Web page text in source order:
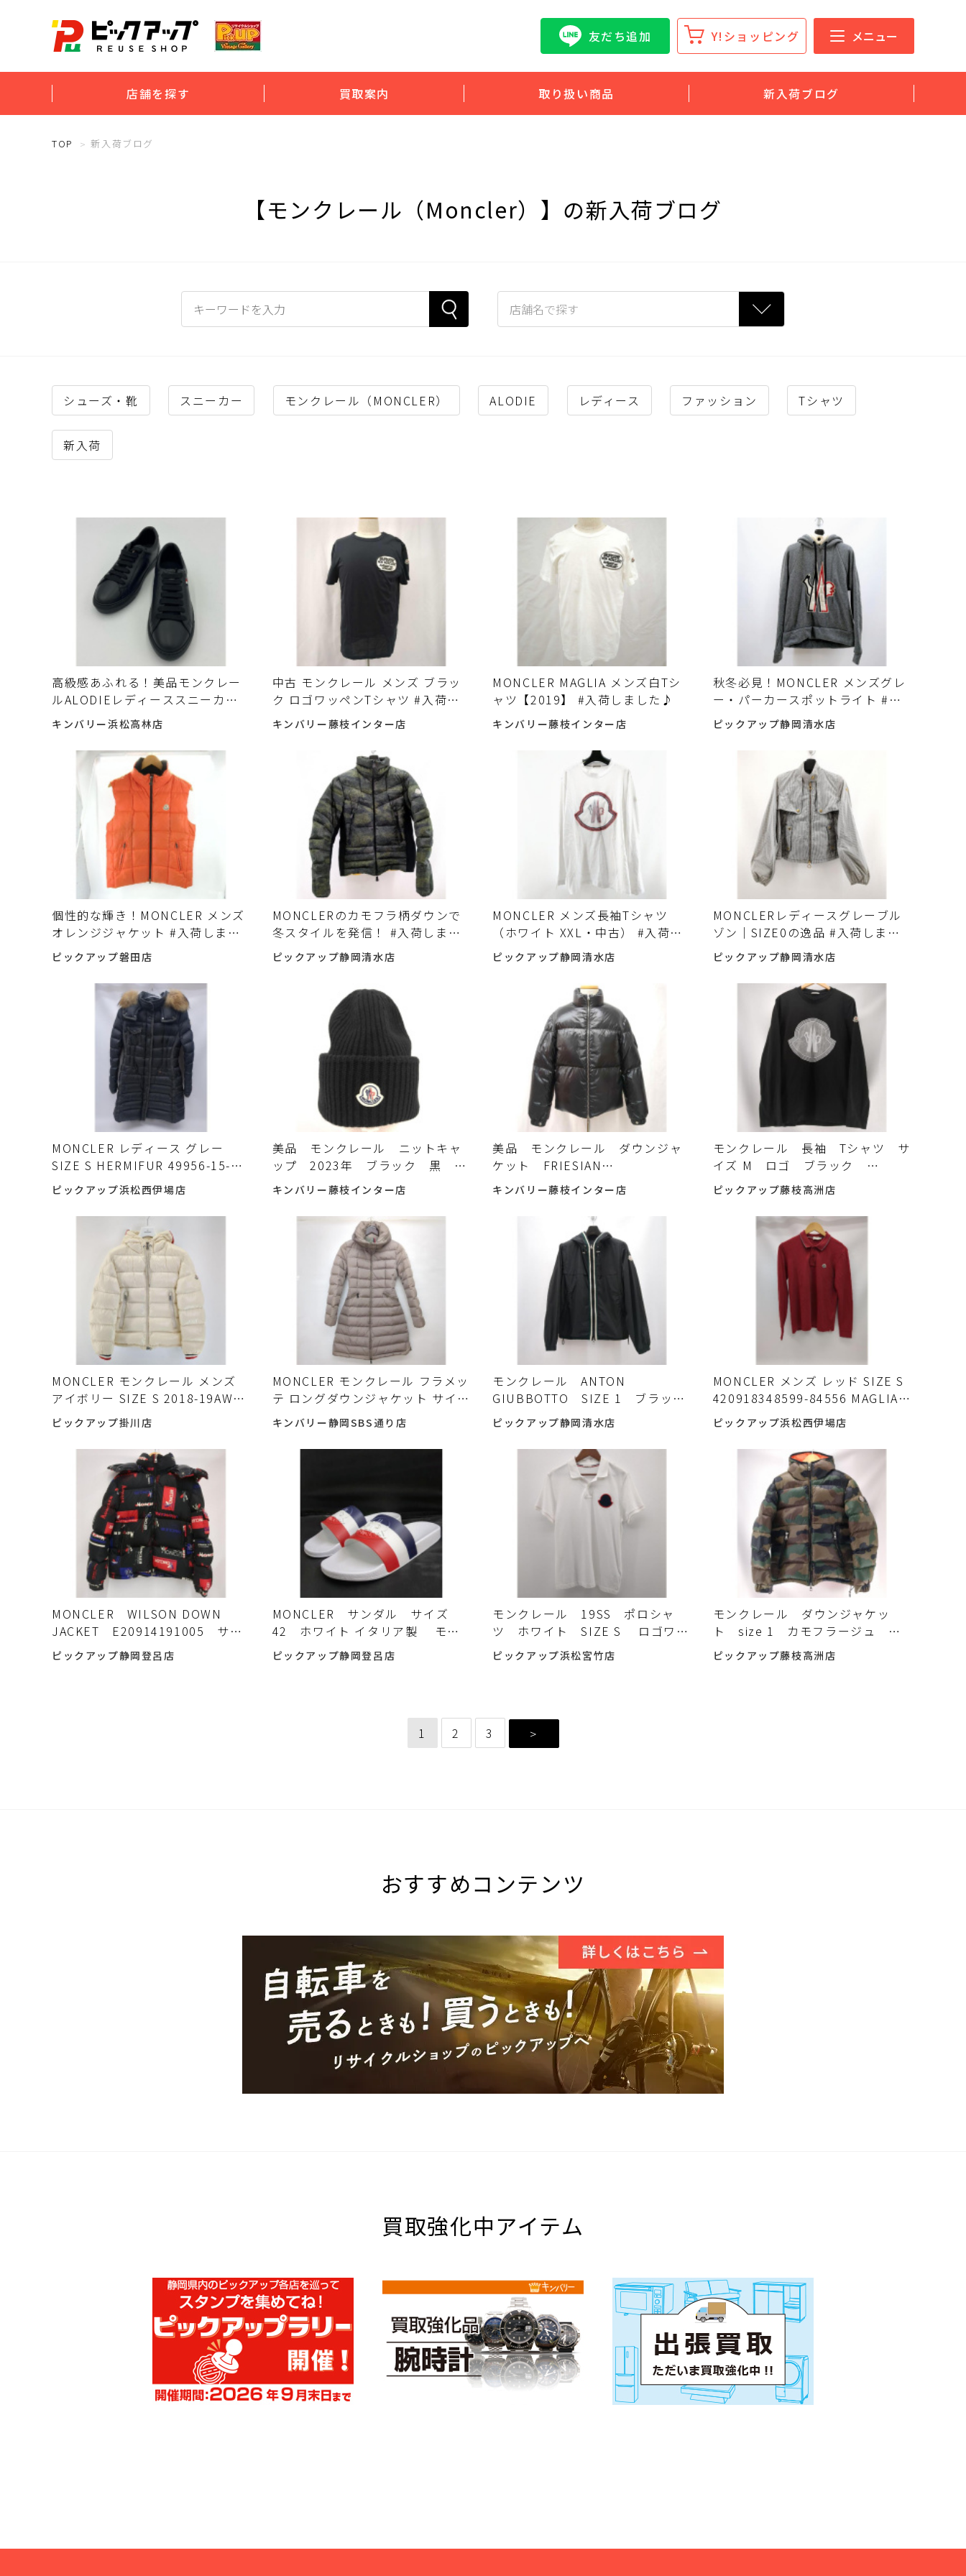
友だち追加 Y!ショッピング メニュー
店舗を探す 買取案内 取り扱い商品 新入荷ブログ
TOP 新入荷ブログ
【モンクレール（Moncler）】の新入荷ブログ
シューズ・靴 スニーカー モンクレール（MONCLER） ALODIE レディース ファッション Tシャツ
新入荷
高級感あふれる！美品モンクレー
ルALODIEレディーススニーカー #
入荷しました♪
キンバリー浜松高林店
中古 モンクレール メンズ ブラッ
ク ロゴワッペンTシャツ #入荷し
ました♪
キンバリー藤枝インター店
MONCLER MAGLIA メンズ白Tシ
ャツ【2019】 #入荷しました♪
キンバリー藤枝インター店
秋冬必見！MONCLER メンズグレ
ー・パーカースポットライト #入
荷しました♪
ピックアップ静岡清水店
個性的な輝き！MONCLER メンズ
オレンジジャケット #入荷しまし
た♪
ピックアップ磐田店
MONCLERのカモフラ柄ダウンで
冬スタイルを発信！ #入荷しまし
た♪
ピックアップ静岡清水店
MONCLER メンズ長袖Tシャツ
（ホワイト XXL・中古） #入荷し
ました♪
ピックアップ静岡清水店
MONCLERレディースグレーブル
ゾン｜SIZE0の逸品 #入荷しまし
た♪
ピックアップ静岡清水店
MONCLER レディース グレー
SIZE S HERMIFUR 49956-15-
53048 モンクレール ダウンコート
入荷しました♪
ピックアップ浜松西伊場店
美品 モンクレール ニットキャ
ップ 2023年 ブラック 黒 ワ
ッペン リブ編み 帽子
MONCLER 中古入荷しました♪
キンバリー藤枝インター店
美品 モンクレール ダウンジャ
ケット FRIESIAN
GIUBBOTTO サイズ2 ブラッ
ク 黒 RN116347
MONCLER 中古入荷しました♪
キンバリー藤枝インター店
モンクレール 長袖 Tシャツ サ
イズ M ロゴ ブラック
H10918D00005 8390T
MONCLER 古着 中古入荷しま
ピックアップ藤枝高洲店
MONCLER モンクレール メンズ
アイボリー SIZE S 2018-19AW
ALBERIC RFID確認済 ガーメント
＆ハンガー付 袖 シミ有入荷しまし
た♪
ピックアップ掛川店
MONCLER モンクレール フラメッ
テ ロングダウンジャケット サイズ
00 グレージュ FLAMMETTE
GIUBBOTTO アルメニア製入荷し
ました♪
キンバリー静岡SBS通り店
モンクレール ANTON
GIUBBOTTO SIZE 1 ブラッ
ク C10914163205 メンズ 古
着 MONCLER 中古入荷しまし
た♪
ピックアップ静岡清水店
MONCLER メンズ レッド SIZE S
420918348599-84556 MAGLIA
POLO モンクレール ポロシャツ入
荷しました♪
ピックアップ浜松西伊場店
MONCLER WILSON DOWN
JACKET E20914191005 サイ
ズ1 メンズ モンクレール 入荷
しました♪
ピックアップ静岡登呂店
MONCLER サンダル サイズ
42 ホワイト イタリア製 モン
クレール 入荷しました♪
ピックアップ静岡登呂店
モンクレール 19SS ポロシャ
ツ ホワイト SIZE S ロゴワッ
ペン 半袖 MONCLER 入荷し
ました♪
ピックアップ浜松宮竹店
モンクレール ダウンジャケッ
ト size 1 カモフラージュ オ
リーブ メンズ MONCLER 古
着 中古 入荷しました♪
ピックアップ藤枝高洲店
1 2 3 >
おすすめコンテンツ
買取強化中アイテム